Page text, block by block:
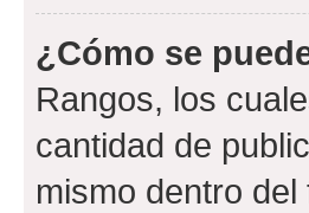
¿Cómo se
Rangos, los
cantidad de
mismo dentro